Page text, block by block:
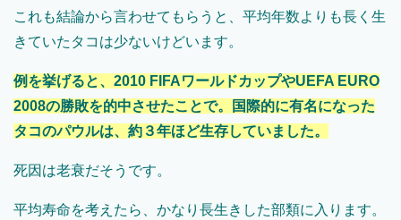
これも結論から言わせてもらうと、平均年数よりも長く生
きていたタコは少ないけどいます。
例を挙げると、2010 FIFAワールドカップやUEFA EURO
2008の勝敗を的中させたことで。国際的に有名になった
タコのパウルは、約３年ほど生存していました。
死因は老衰だそうです。
平均寿命を考えたら、かなり長生きした部類に入ります。